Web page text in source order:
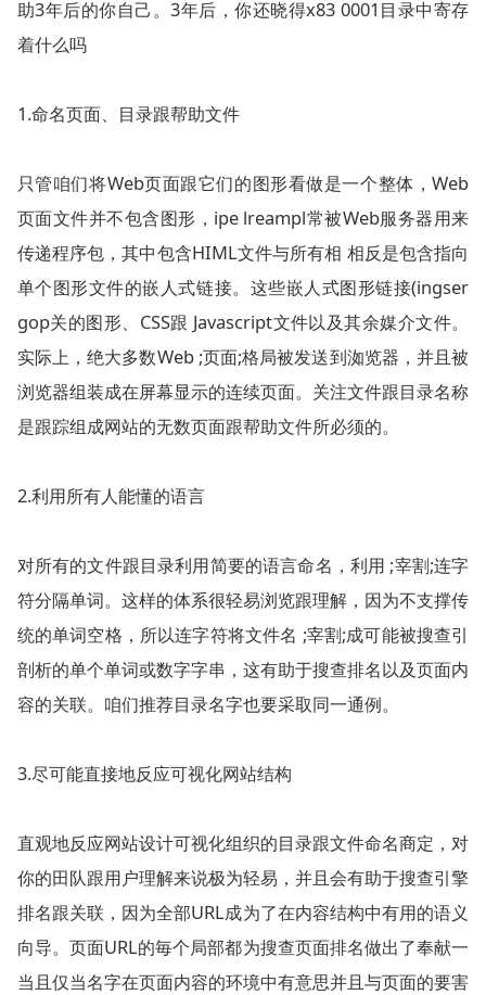
助3年后的你自己。3年后，你还晓得x83 0001目录中寄存
着什么吗
1.命名页面、目录跟帮助文件
只管咱们将Web页面跟它们的图形看做是一个整体，Web
页面文件并不包含图形，ipe lreampl常被Web服务器用来
传递程序包，其中包含HIML文件与所有相 相反是包含指向
单个图形文件的嵌人式链接。这些嵌人式图形链接(ingser
gop关的图形、CSS跟 Javascript文件以及其余媒介文件。
实际上，绝大多数Web ;页面;格局被发送到洳览器，并且被
浏览器组装成在屏幕显示的连续页面。关注文件跟目录名称
是跟踪组成网站的无数页面跟帮助文件所必须的。
2.利用所有人能懂的语言
对所有的文件跟目录利用简要的语言命名，利用 ;宰割;连字
符分隔单词。这样的体系很轻易浏览跟理解，因为不支撑传
统的单词空格，所以连字符将文件名 ;宰割;成可能被搜查引
剖析的单个单词或数字字串，这有助于搜查排名以及页面内
容的关联。咱们推荐目录名字也要采取同一通例。
3.尽可能直接地反应可视化网站结构
直观地反应网站设计可视化组织的目录跟文件命名商定，对
你的田队跟用户理解来说极为轻易，并且会有助于搜查引擎
排名跟关联，因为全部URL成为了在内容结构中有用的语义
向导。页面URL的毎个局部都为搜查页面排名做出了奉献一
当且仅当名字在页面内容的环境中有意思并且与页面的要害